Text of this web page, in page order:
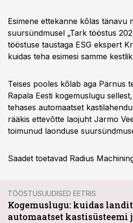
Esimene ettekanne kõlas tänavu
suursündmusel „Tark tööstus
tööstuse taustaga ESG ekspert
kuidas teha esimesi samme
Teises pooles kõlab aga Pärnus
Rapala Eesti kogemuslugu
tehases automaatset
rääkis ettevõtte laojuht Jarmo
toimunud laonduse
Saadet toetavad Radius
TÖÖSTUSUUDISED EETRIS
Kogemuslugu: kuidas
automaatset kastisüsteemi